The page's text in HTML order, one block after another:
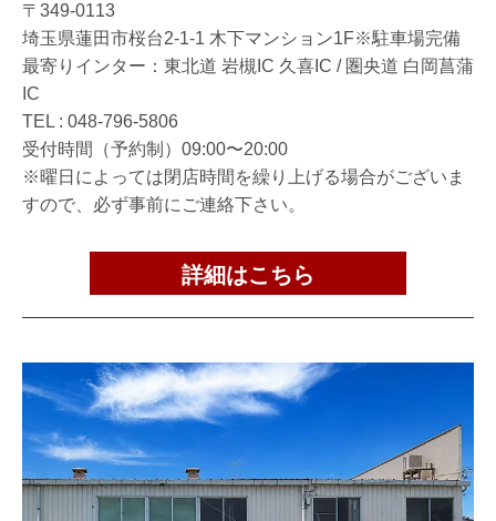
〒349-0113
埼玉県蓮田市桜台2-1-1 木下マンション1F※駐車場完備
最寄りインター：東北道 岩槻IC 久喜IC / 圏央道 白岡菖蒲
IC
TEL : 048-796-5806
受付時間（予約制）09:00〜20:00
※曜日によっては閉店時間を繰り上げる場合がございま
すので、必ず事前にご連絡下さい。
詳細はこちら